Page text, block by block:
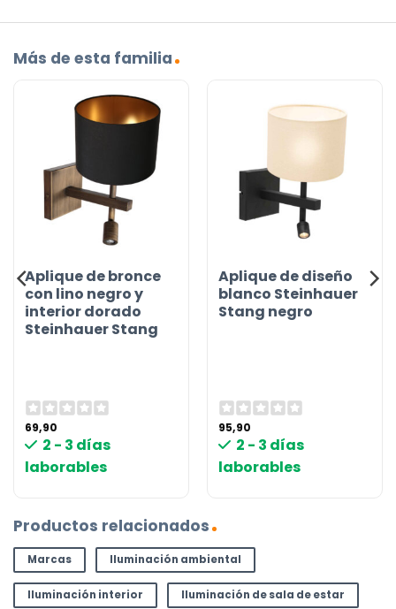
Más de esta familia
Aplique de bronce
con lino negro y
interior dorado
Steinhauer Stang
69,90
2 - 3 días
laborables
Aplique de diseño
blanco Steinhauer
Stang negro
95,90
2 - 3 días
laborables
Productos relacionados
Marcas Iluminación ambiental
Iluminación interior Iluminación de sala de estar